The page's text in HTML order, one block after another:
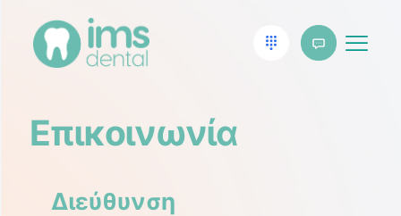
Επικοινωνία
Διεύθυνση